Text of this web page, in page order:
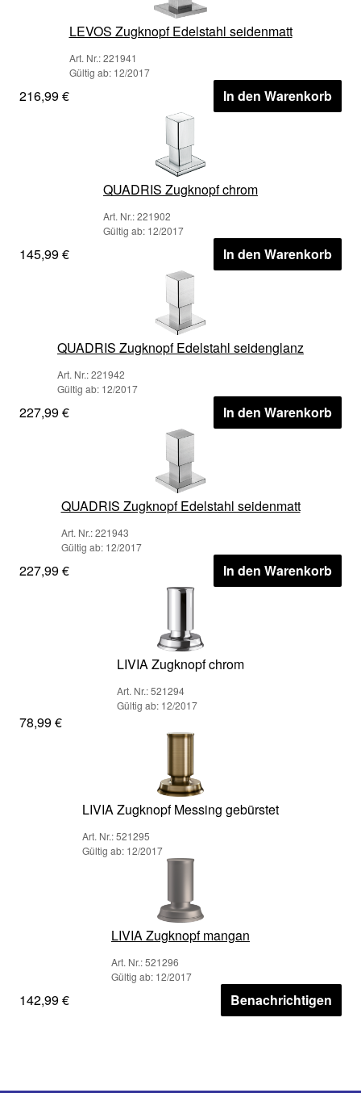
LEVOS Zugknopf Edelstahl seidenmatt
Art. Nr.: 221941
Gültig ab: 12/2017
216,99 € In den Warenkorb
QUADRIS Zugknopf chrom
Art. Nr.: 221902
Gültig ab: 12/2017
145,99 € In den Warenkorb
QUADRIS Zugknopf Edelstahl seidenglanz
Art. Nr.: 221942
Gültig ab: 12/2017
227,99 € In den Warenkorb
QUADRIS Zugknopf Edelstahl seidenmatt
Art. Nr.: 221943
Gültig ab: 12/2017
227,99 € In den Warenkorb
LIVIA Zugknopf chrom
Art. Nr.: 521294
Gültig ab: 12/2017
78,99 €
LIVIA Zugknopf Messing gebürstet
Art. Nr.: 521295
Gültig ab: 12/2017
LIVIA Zugknopf mangan
Art. Nr.: 521296
Gültig ab: 12/2017
142,99 € Benachrichtigen